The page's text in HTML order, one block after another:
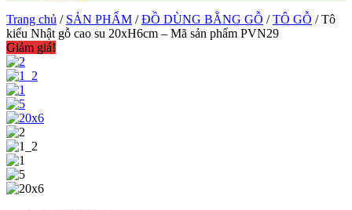
Trang chủ / SẢN PHẨM /ĐỒ DÙNG BẰNG GỖ /TÔ GỖ / Tô
kiểu Nhật gỗ cao su 20xH6cm – Mã sản phẩm PVN29
Giảm giá!